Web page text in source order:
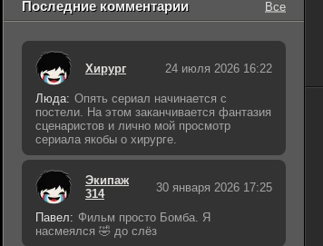
Последние комментарии Все
Хирург 24 июля 2026 16:22
Люда: Опять сериал начинается с
постели. На этом заканчивается фантазия
сценаристов и лично мой просмотр
сериала якобы о хирурге.
Экипаж
314
30 января 2026 17:25
Павел: Фильм просто Бомба. Я
насмеялся 🤣 до слёз